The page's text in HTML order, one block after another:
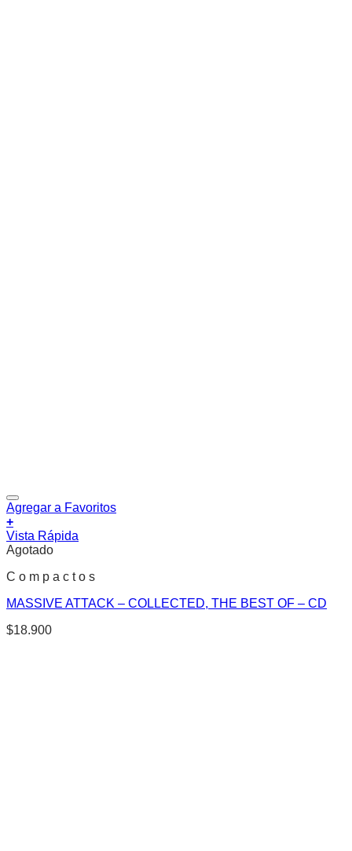
Agregar a Favoritos
+
Vista Rápida
Agotado
C o m p a c t o s
MASSIVE ATTACK – COLLECTED, THE BEST OF – CD
$18.900